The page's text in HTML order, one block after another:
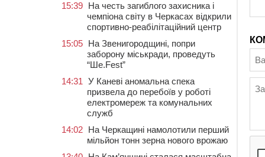
15:39 На честь загиблого захисника і
чемпіона світу в Черкасах відкрили
спортивно-реабілітаційний центр
15:05 На Звенигородщині, попри
заборону міськради, проведуть
“Ше.Fest”
14:31 У Каневі аномальна спека
призвела до перебоїв у роботі
електромереж та комунальних
служб
14:02 На Черкащині намолотили перший
мільйон тонн зерна нового врожаю